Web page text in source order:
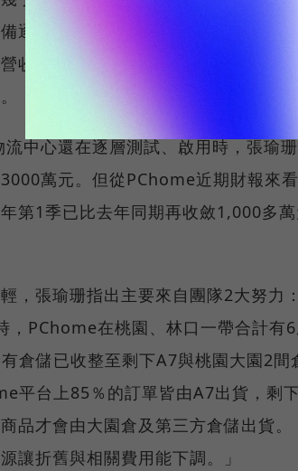
逐步建置完、迎來啟用之際，
收從2021年的486億元，一路衰退
中心還在逐層測試、啟用時，張瑜
萬元。但從PChome近期財報來
第1季已比去年同期再收斂1,000多
，張瑜珊指出主要來自團隊2大努力
，PChome在桃園、林口一帶合計有
倉儲已收整至剩下A7與桃園大園2
平台上85％的訂單皆由A7出貨，剩
品才會由大園倉及第三方倉儲出貨
讓折舊與相關費用能下調。」